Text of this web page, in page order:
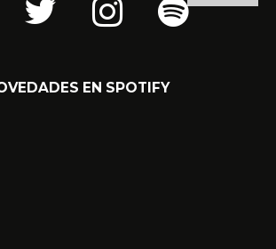
DE BIENESTAR
EN SPOTIFY